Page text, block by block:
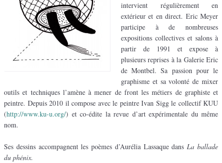
intervient régulièrement en
extérieur et en direct. Eric Meyer
participe à de nombreuses
expositions collectives et salons à
partir de 1991 et expose à
plusieurs reprises à la Galerie Eric
de Montbel. Sa passion pour le
graphisme et sa volonté de mixer
outils et techniques l’amène à mener de front les métiers de graphiste et
peintre. Depuis 2010 il compose avec le peintre Ivan Sigg le collectif KUU
(http://www.ku-u.org/) et co-édite la revue d’art expérimentale du même
nom.
Ses dessins accompagnent les poèmes d’Aurélia Lassaque dansLa ballade
du phénix.